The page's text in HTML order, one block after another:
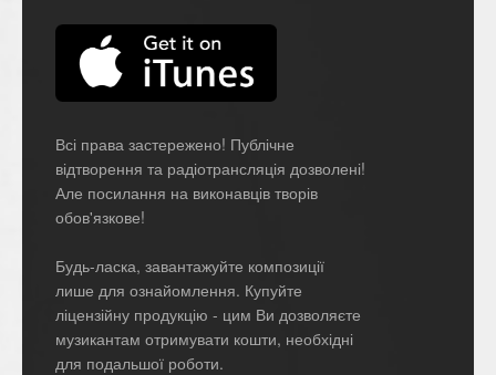
Всі права застережено! Публічне
відтворення та радіотрансляція дозволені!
Але посилання на виконавців творів
обов'язкове!
Будь-ласка, завантажуйте композиції
лише для ознайомлення. Купуйте
ліцензійну продукцію - цим Ви дозволяєте
музикантам отримувати кошти, необхідні
для подальшої роботи.